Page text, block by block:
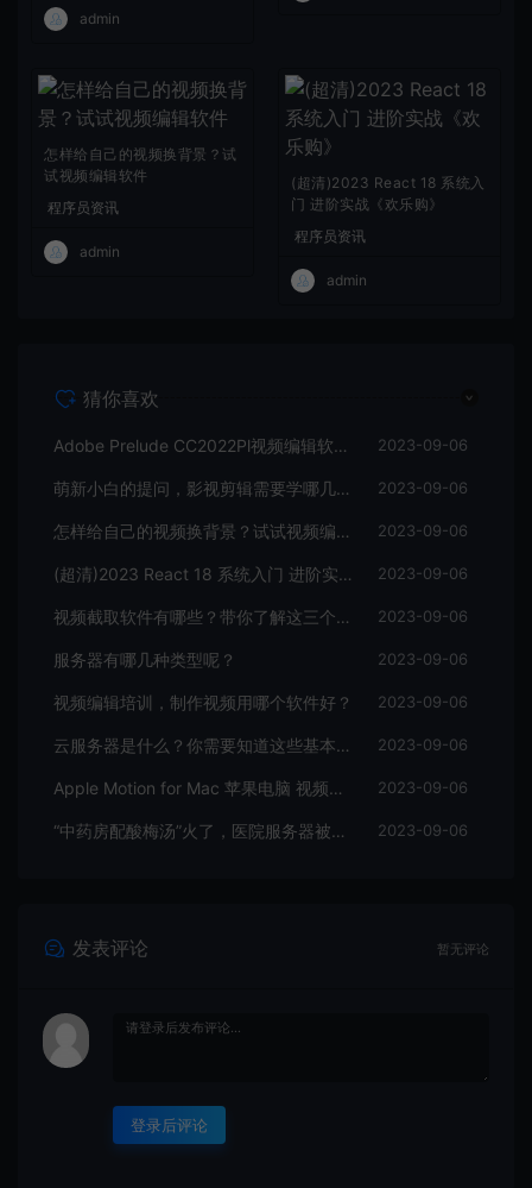
admin
怎样给自己的视频换背景？试
试视频编辑软件
程序员资讯
admin
(超清)2023 React 18 系统入
门 进阶实战《欢乐购》
程序员资讯
admin
猜你喜欢
Adobe Prelude CC2022Pl视频编辑软件中文直装版 2023-09-06
萌新小白的提问，影视剪辑需要学哪几个软件？ 2023-09-06
怎样给自己的视频换背景？试试视频编辑软件 2023-09-06
(超清)2023 React 18 系统入门 进阶实战《欢乐购》 2023-09-06
视频截取软件有哪些？带你了解这三个视频编辑软件 2023-09-06
服务器有哪几种类型呢？ 2023-09-06
视频编辑培训，制作视频用哪个软件好？ 2023-09-06
云服务器是什么？你需要知道这些基本知识 2023-09-06
Apple Motion for Mac 苹果电脑 视频编辑软件 2023-09-06
“中药房配酸梅汤”火了，医院服务器被挤爆，网友：更适合中国宝宝体质 2023-09-06
发表评论 暂无评论
登录后评论